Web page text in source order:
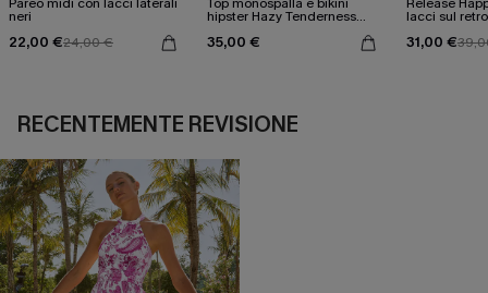
neri
22,00 €24,00 €
hipster Hazy Tenderness
35,00 €
lacci sul
31,00 €
RECENTEMENTE REVISIONE